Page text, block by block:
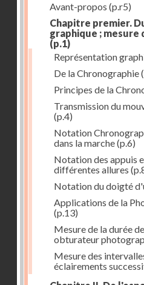
Avant-propos (p.r5)
Chapitre premier.
graphique ; mesure
(p.1)
Représentation
De la Chronographie
Principes de la
Transmission du
(p.4)
Notation
dans la marche(p.6)
Notation des appuis
différentes allures
Notation du doigté
Applications de la
(p.13)
Mesure de la durée
obturateur
Mesure des
éclairements